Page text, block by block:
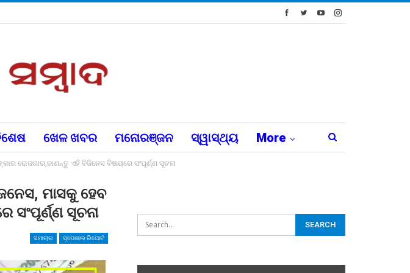
ଖେଳ ଖବର ମନୋରଞ୍ଜନ ସ୍ୱାସ୍ଥ୍ୟ More
ରୋଜଗାର,ଜାଣନ୍ତୁ ଏହି ବିଜିନେସ ବିଷୟରେ ସଂପୂର୍ଣ୍ଣ ସୂଚନା
ମାସକୁ ହେବ
ସୂଚନା
ସମାଚାର ସ୍ପେଶାଲ ରିପୋର୍ଟ